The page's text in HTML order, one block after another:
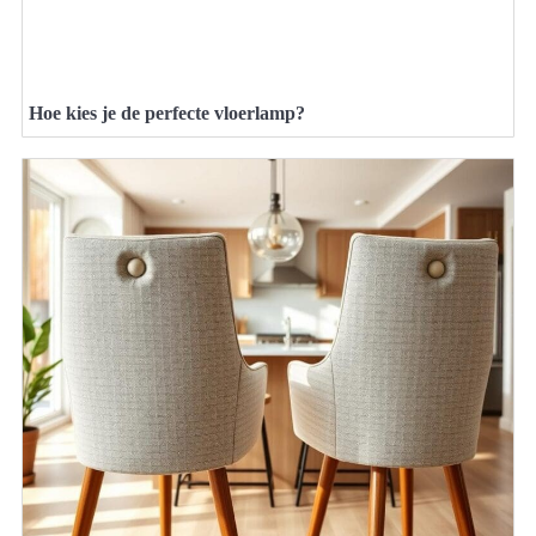
Hoe kies je de perfecte vloerlamp?